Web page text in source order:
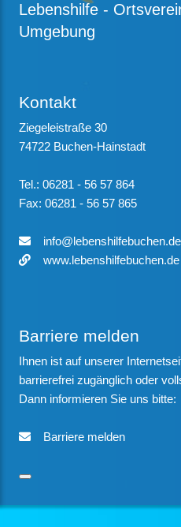
Lebenshilfe -
Umgebung
Kontakt
Ziegeleistraße 30
74722 Buchen-Hainstadt
Tel.: 06281 - 56 57 864
Fax: 06281 - 56 57 865
info@lebenshilfebuchen.de
www.lebenshilfebuchen.de
Barriere melden
Ihnen ist auf unserer
barrierefrei zugänglich oder
Dann informieren Sie uns bitte:
Barriere melden